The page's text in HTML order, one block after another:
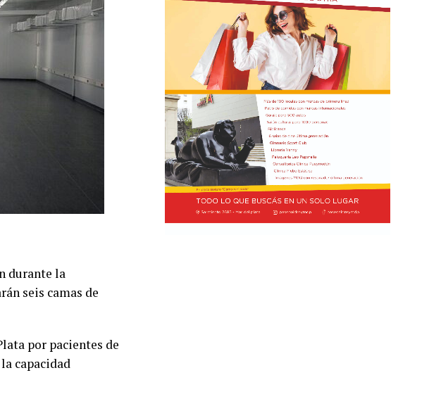
durante la
seis camas de
por pacientes de
capacidad